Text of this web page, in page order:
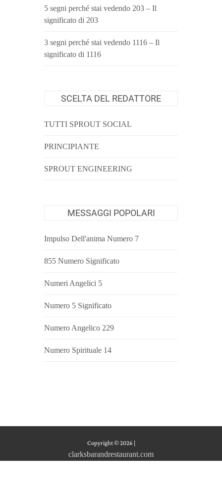
5 segni perché stai vedendo 203 – Il
significato di 203
3 segni perché stai vedendo 1116 – Il
significato di 1116
SCELTA DEL REDATTORE
TUTTI SPROUT SOCIAL
PRINCIPIANTE
SPROUT ENGINEERING
MESSAGGI POPOLARI
Impulso Dell'anima Numero 7
855 Numero Significato
Numeri Angelici 5
Numero 5 Significato
Numero Angelico 229
Numero Spirituale 14
Copyright © 2026 |
clarksbarandrestaurant.com